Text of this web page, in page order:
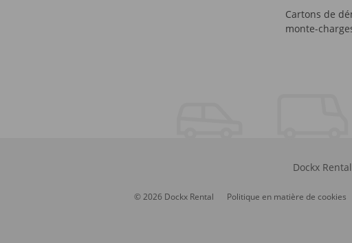
Cartons de
monte-
Dockx Rental
© 2026 Dockx Rental Politique en matière de cookies